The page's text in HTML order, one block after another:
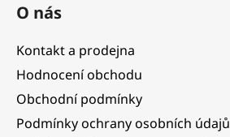
O nás
Kontakt a prodejna
Hodnocení obchodu
Obchodní podmínky
Podmínky ochrany osobních údajů